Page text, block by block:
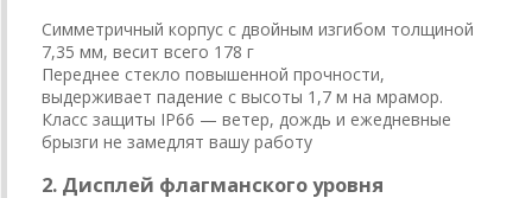
Симметричный корпус с двойным изгибом толщиной
7,35 мм, весит всего 178 г
Переднее стекло повышенной прочности,
выдерживает падение с высоты 1,7 м на мрамор.
Класс защиты IP66 — ветер, дождь и ежедневные
брызги не замедлят вашу работу
2. Дисплей флагманского уровня